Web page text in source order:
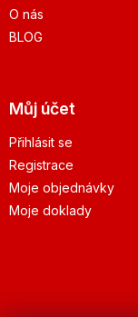
O nás
BLOG
Můj účet
Přihlásit se
Registrace
Moje objednávky
Moje doklady